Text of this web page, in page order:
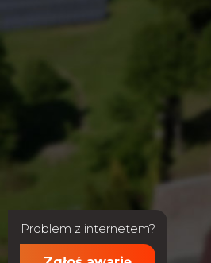
Problem z internetem?